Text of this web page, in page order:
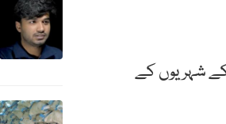
کے شہریوں کے